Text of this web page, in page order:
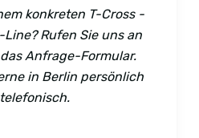
konkreten T-Cross -
Rufen Sie uns an
Anfrage-Formular.
in Berlin persönlich